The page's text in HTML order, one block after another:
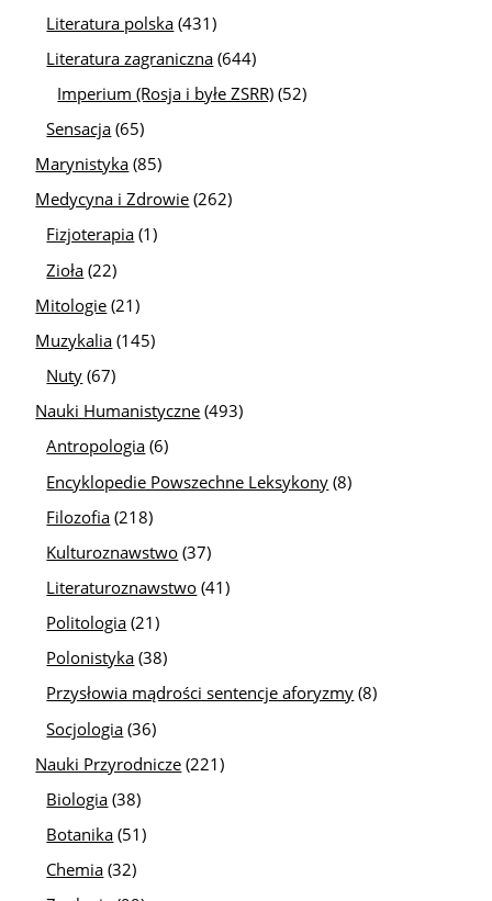
Literatura polska (431)
Literatura zagraniczna (644)
Imperium (Rosja i byłe ZSRR) (52)
Sensacja (65)
Marynistyka (85)
Medycyna i Zdrowie (262)
Fizjoterapia (1)
Zioła (22)
Mitologie (21)
Muzykalia (145)
Nuty (67)
Nauki Humanistyczne (493)
Antropologia (6)
Encyklopedie Powszechne Leksykony (8)
Filozofia (218)
Kulturoznawstwo (37)
Literaturoznawstwo (41)
Politologia (21)
Polonistyka (38)
Przysłowia mądrości sentencje aforyzmy (8)
Socjologia (36)
Nauki Przyrodnicze (221)
Biologia (38)
Botanika (51)
Chemia (32)